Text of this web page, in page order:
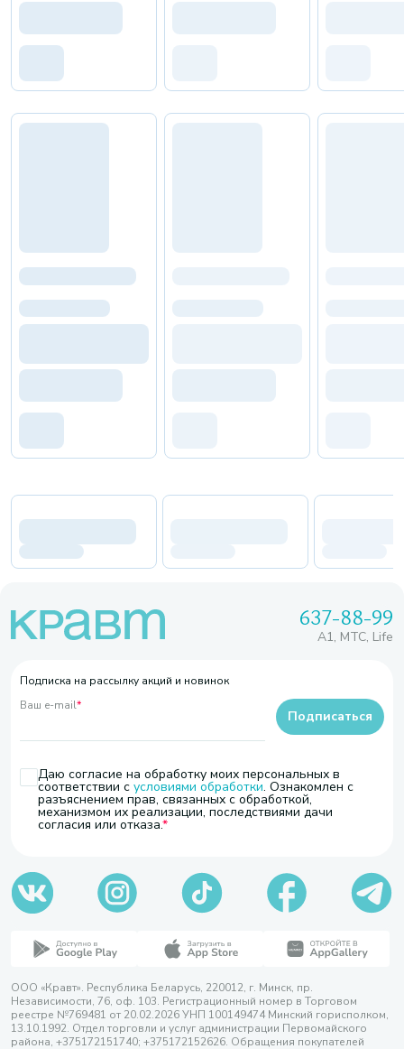
637-88-99
A1, МТС, Life
Подписка на рассылку акций и новинок
Ваш e-mail*
Даю согласие на обработку моих персональных в
соответствии с условиями обработки. Ознакомлен с
разъяснением прав, связанных с обработкой,
механизмом их реализации, последствиями дачи
согласия или отказа.
Подписаться
ООО «Кравт». Республика Беларусь, 220012, г. Минск, пр.
Независимости, 76, оф. 103. Регистрационный номер в Торговом
реестре №769481 от 20.02.2026 УНП 100149474 Минский горисполком,
13.10.1992. Отдел торговли и услуг администрации Первомайского
района, +375172151740; +375172152626. Обращения покупателей